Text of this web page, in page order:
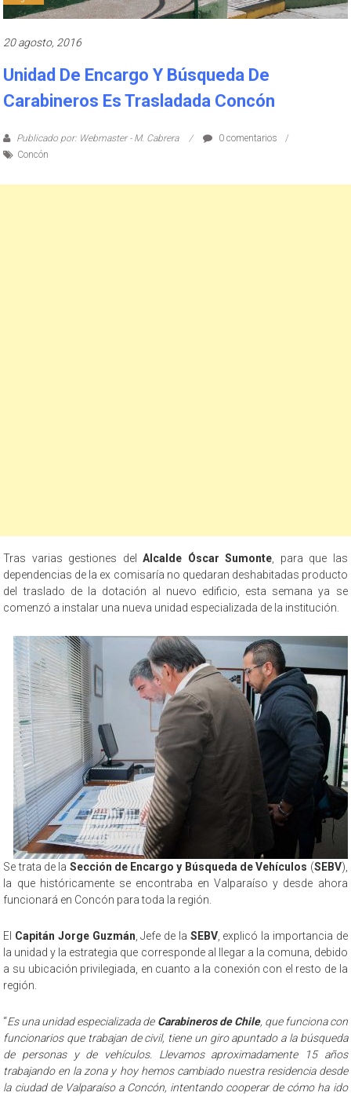
20 agosto, 2016
Unidad De Encargo Y Búsqueda De
Carabineros Es Trasladada Concón
Publicado por: Webmaster - M. Cabrera
0 comentarios
Concón
Tras varias gestiones delAlcalde Óscar Sumonte , para que las
dependencias de la ex comisaría no quedaran deshabitadas producto
del traslado de la dotación al nuevo edificio, esta semana ya se
comenzó a instalar una nueva unidad especializada de la institución.
Se trata de la Sección de Encargo y Búsqueda de Vehículos (SEBV),
la que históricamente se encontraba en Valparaíso y desde ahora
funcionará en Concón para toda la región.
El Capitán Jorge Guzmán , Jefe de la SEBV, explicó la importancia de
la unidad y la estrategia que corresponde al llegar a la comuna, debido
a su ubicación privilegiada, en cuanto a la conexión con el resto de la
región.
“Es una unidad especializada de Carabineros de Chile, que funciona con
funcionarios que trabajan de civil, tiene un giro apuntado a la búsqueda
de personas y de vehículos. Llevamos aproximadamente 15 años
trabajando en la zona y hoy hemos cambiado nuestra residencia desde
la ciudad de Valparaíso a Concón, intentando cooperar de cómo ha ido